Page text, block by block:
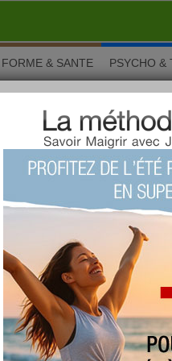
FORME & SANTE PSYCHO &
Les bananes
domestiquées, les
bananes constituent un
développés et constitue
les tropiques. Le mot
le portugais. Elle est appelée
de banane plantain